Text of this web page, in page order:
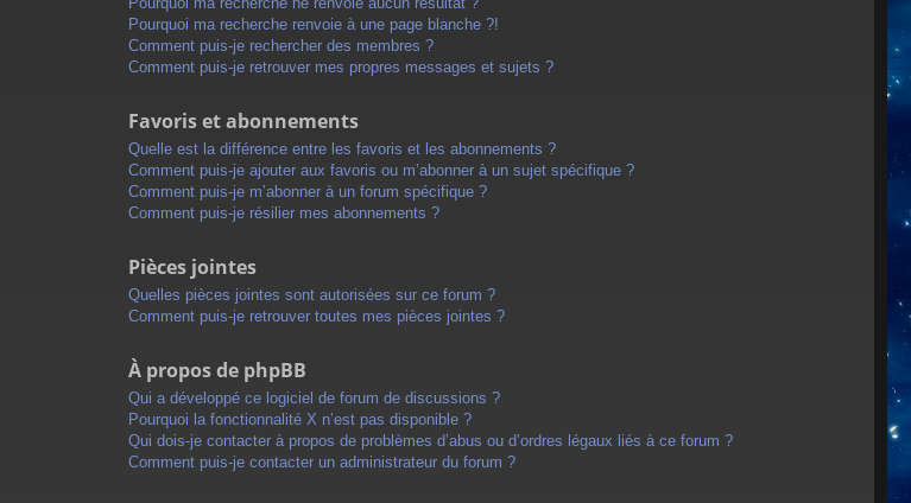
Pourquoi ma recherche renvoie à une page blanche ?!
Comment puis-je rechercher des membres ?
Comment puis-je retrouver mes propres messages et sujets ?
Favoris et abonnements
Quelle est la différence entre les favoris et les abonnements ?
Comment puis-je ajouter aux favoris ou m’abonner à un sujet spécifique ?
Comment puis-je m’abonner à un forum spécifique ?
Comment puis-je résilier mes abonnements ?
Pièces jointes
Quelles pièces jointes sont autorisées sur ce forum ?
Comment puis-je retrouver toutes mes pièces jointes ?
À propos de phpBB
Qui a développé ce logiciel de forum de discussions ?
Pourquoi la fonctionnalité X n’est pas disponible ?
Qui dois-je contacter à propos de problèmes d’abus ou d’ordres légaux liés à ce forum ?
Comment puis-je contacter un administrateur du forum ?